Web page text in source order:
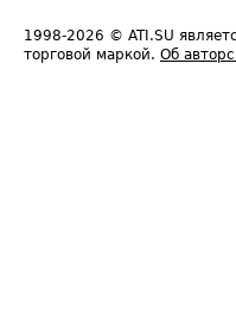
1998-2026 © ATI.SU
торговой маркой. Об